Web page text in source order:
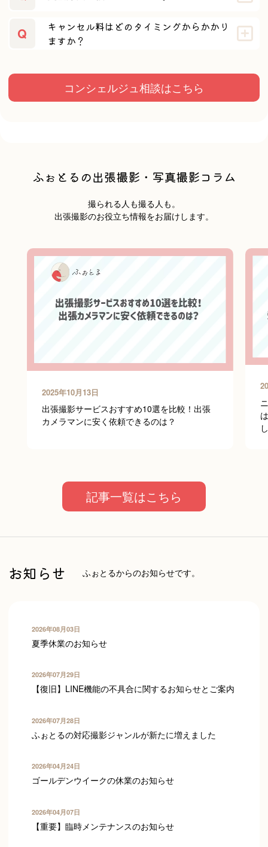
YOSHI
りんた
Riona
Q
キャンセル料はどのタイミングからかかり
ますか？
コンシェルジュ相談はこちら
ふぉとるの出張撮影・写真撮影コラム
撮られる人も撮る人も。
出張撮影のお役立ち情報をお届けします。
2025年10月13日
出張撮影サービスおすすめ10選を比較！出張
カメラマンに安く依頼できるのは？
記事一覧はこちら
お知らせ ふぉとるからのお知らせです。
2026年08月03日
夏季休業のお知らせ
2026年07月29日
【復旧】LINE機能の不具合に関するお知らせとご案内
2026年07月28日
ふぉとるの対応撮影ジャンルが新たに増えました
2026年04月24日
ゴールデンウイークの休業のお知らせ
2026年04月07日
【重要】臨時メンテナンスのお知らせ